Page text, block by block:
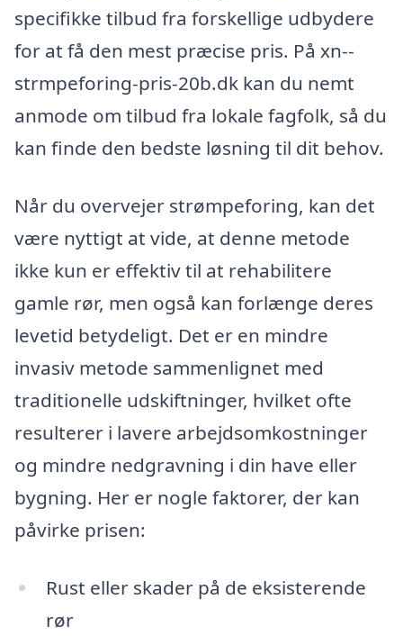
specifikke tilbud fra forskellige udbydere
for at få den mest præcise pris. På xn--
strmpeforing-pris-20b.dk kan du nemt
anmode om tilbud fra lokale fagfolk, så du
kan finde den bedste løsning til dit behov.
Når du overvejer strømpeforing, kan det
være nyttigt at vide, at denne metode
ikke kun er effektiv til at rehabilitere
gamle rør, men også kan forlænge deres
levetid betydeligt. Det er en mindre
invasiv metode sammenlignet med
traditionelle udskiftninger, hvilket ofte
resulterer i lavere arbejdsomkostninger
og mindre nedgravning i din have eller
bygning. Her er nogle faktorer, der kan
påvirke prisen:
Rust eller skader på de eksisterende
rør